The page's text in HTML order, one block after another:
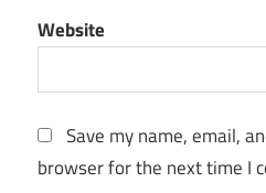
Website
Save my name, email,
browser for the next time I